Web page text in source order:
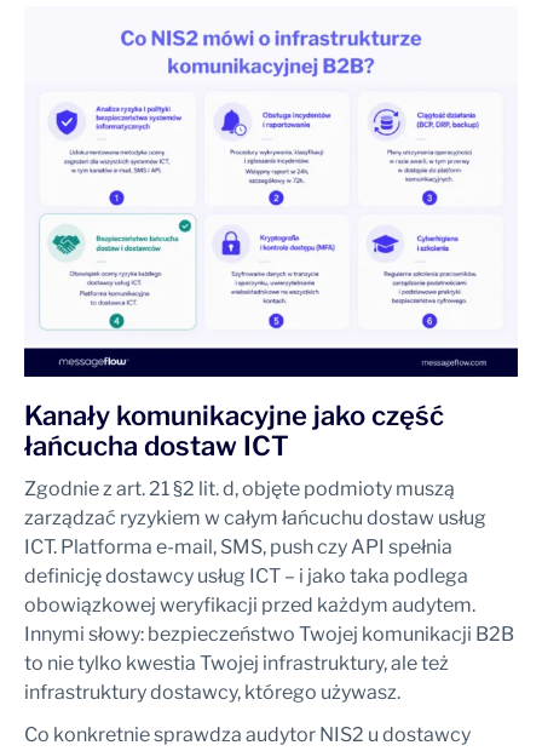
Kanały komunikacyjne jako część
łańcucha dostaw ICT
Zgodnie z art. 21 §2 lit. d, objęte podmioty muszą
zarządzać ryzykiem w całym łańcuchu dostaw usług
ICT. Platforma e-mail, SMS, push czy API spełnia
definicję dostawcy usług ICT – i jako taka podlega
obowiązkowej weryfikacji przed każdym audytem.
Innymi słowy: bezpieczeństwo Twojej komunikacji B2B
to nie tylko kwestia Twojej infrastruktury, ale też
infrastruktury dostawcy, którego używasz.
Co konkretnie sprawdza audytor NIS2 u dostawcy